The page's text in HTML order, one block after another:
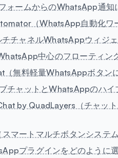
ォームからのWhatsApp通知
（WhatsApp自動化ワ
チャネルWhatsAppウィジェ
中心のフローティン
無料軽量WhatsAppボタンに
チャットとWhatsAppのハイ
by QuadLayers（チャッ
マートマルチボタンシステム
プラグインをどのように